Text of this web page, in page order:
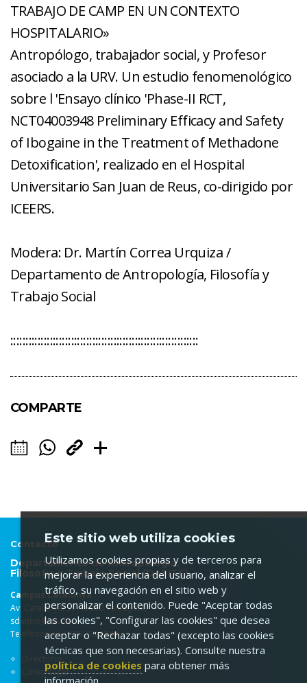
TRABAJO DE CAMP EN UN CONTEXTO
HOSPITALARIO»
Antropólogo, trabajador social, y Profesor
asociado a la URV. Un estudio fenomenológico
sobre l 'Ensayo clínico 'Phase-II RCT,
NCT04003948 Preliminary Efficacy and Safety
of Ibogaine in the Treatment of Methadone
Detoxification', realizado en el Hospital
Universitario San Juan de Reus, co-dirigido por
ICEERS.
Modera: Dr. Martín Correa Urquiza /
Departamento de Antropología, Filosofía y
Trabajo Social
::::::::::::::::::::::::::::::::::::::::::::::::::::::::::::::
COMPARTE
Contacto
Departamento de Antropología,
Filosofía y Trabajo Social (DAFITS)
Campus Catalunya
Av. Catalunya, 35. 43002 Tarragona
sdantro@urv.cat
Teléfono: (+34) 977 559748
Directorio
Cómo llegar
Este sitio web utiliza cookies
Utilizamos cookies propias y de terceros para
mejorar la experiencia del usuario, analizar el
tráfico, su navegación en el sitio web y
personalizar el contenido. Puede "Aceptar todas
las cookies", "Configurar las cookies" que desea
aceptar o "Rechazar todas" (excepto las cookies
técnicas que son necesarias). Consulte nuestra
política de cookies para obtener más
información.